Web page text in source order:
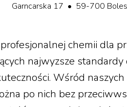
Garncarska 17 • 59-700
chemii dla
najwyzsze standardy
Wśród
po nich bez